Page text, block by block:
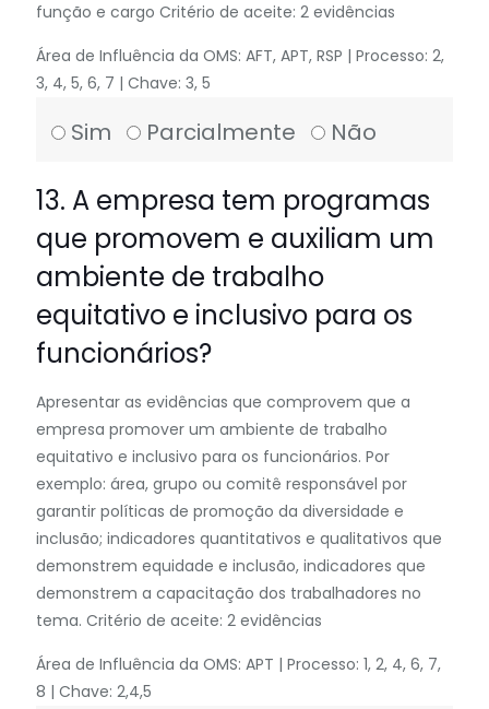
função e cargo Critério de aceite: 2 evidências
Área de Influência da OMS: AFT, APT, RSP | Processo: 2,
3, 4, 5, 6, 7 | Chave: 3, 5
Sim Parcialmente Não
13. A empresa tem programas
que promovem e auxiliam um
ambiente de trabalho
equitativo e inclusivo para os
funcionários?
Apresentar as evidências que comprovem que a
empresa promover um ambiente de trabalho
equitativo e inclusivo para os funcionários. Por
exemplo: área, grupo ou comitê responsável por
garantir políticas de promoção da diversidade e
inclusão; indicadores quantitativos e qualitativos que
demonstrem equidade e inclusão, indicadores que
demonstrem a capacitação dos trabalhadores no
tema. Critério de aceite: 2 evidências
Área de Influência da OMS: APT | Processo: 1, 2, 4, 6, 7,
8 | Chave: 2,4,5